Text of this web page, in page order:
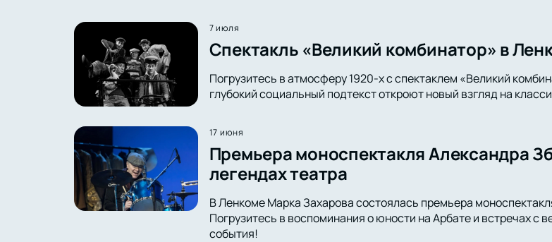
7 июля
Спектакль «Великий комбинатор» в
Погрузитесь в атмосферу 1920-х с спектаклем «Великий
глубокий социальный подтекст откроют новый взгляд на
17 июня
Премьера моноспектакля Александра
легендах театра
В Ленкоме Марка Захарова состоялась премьера
Погрузитесь в воспоминания о юности на Арбате и встречах с
события!